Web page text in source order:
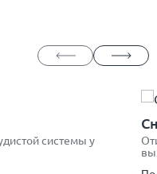
системы у